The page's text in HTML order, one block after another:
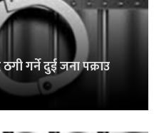
गर्ने दुई जना पक्राउ